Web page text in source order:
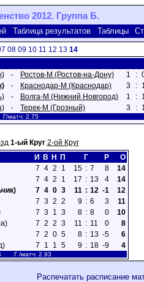
2012. Группа Б.
Таблица результатов Таблицы
08 09 10 11 12 13 14
- Ростов-М (Ростов-на-Дону) 1 :
- Краснодар-М (Краснодар) 3 :
- Волга-М (Нижний Новгород) 1 :
- Терек-М (Грозный) 3 :
матч: 2.75
1-ый Круг 2-ой Круг
И В Н П Г Р
О
7 4 2 1 15 : 7 8
14
7 4 2 1 17 : 13 4
14
7 4 0 3 11 : 12 -1
12
7 3 2 2 9 : 6 3
11
7 3 1 3 8 : 8 0
10
7 2 2 3 11 : 11 0
8
7 2 0 5 8 : 13 -5
6
7 1 1 5 9 : 18 -9 4
Г /матч: 2.93
Распечатать расписание